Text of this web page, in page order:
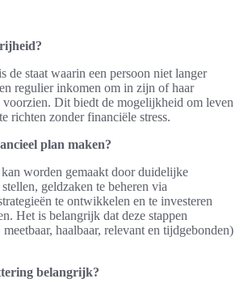
de staat waarin een persoon niet langer
regulier inkomen om in zijn of haar
voorzien. Dit biedt de mogelijkheid om leven
richten zonder financiële stress.
plan maken?
worden gemaakt door duidelijke
geldzaken te beheren via
te ontwikkelen en te investeren
Het is belangrijk dat deze stappen
haalbaar, relevant en tijdgebonden)
belangrijk?